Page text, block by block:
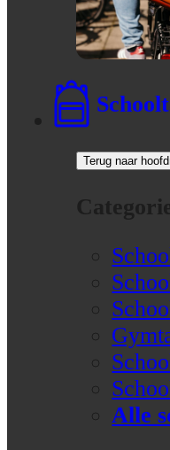
Terug naar
Alle